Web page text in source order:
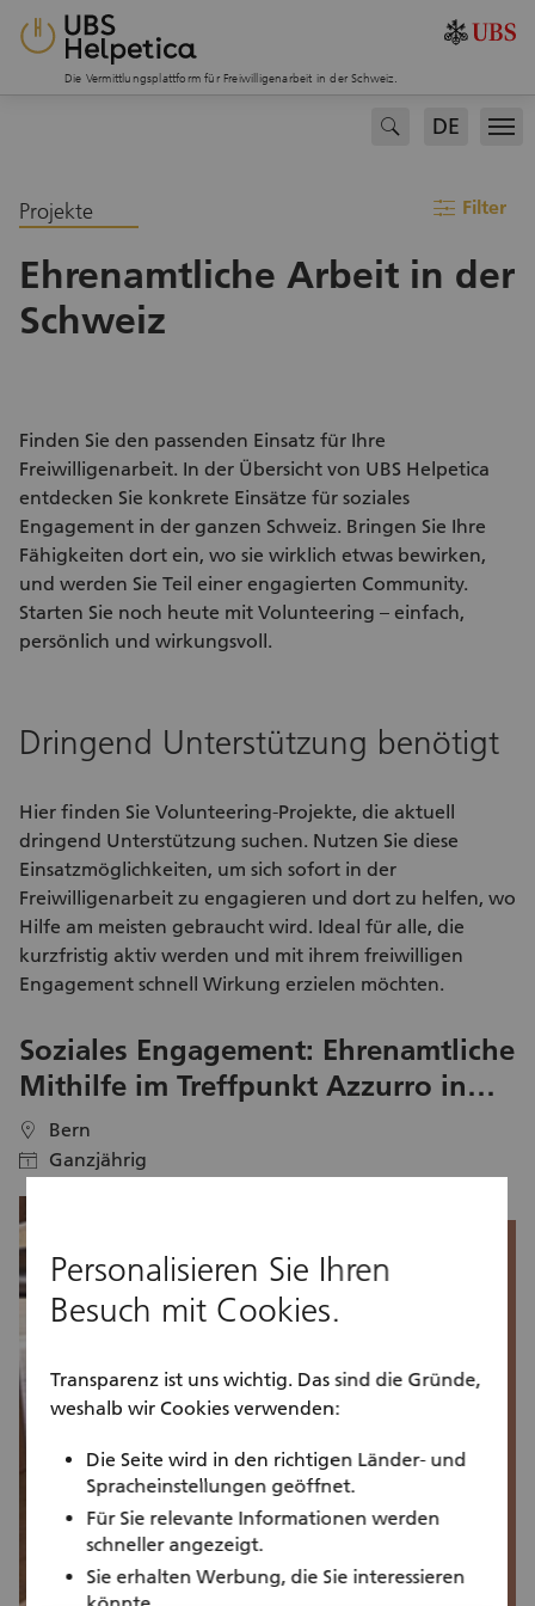
Die Vermittlungsplattform für Freiwilligenarbeit in der Schweiz.
search DE
Projekte filter Filter
Ehrenamtliche Arbeit in der
Schweiz
Finden Sie den passenden Einsatz für Ihre
Freiwilligenarbeit. In der Übersicht von UBS Helpetica
entdecken Sie konkrete Einsätze für soziales
Engagement in der ganzen Schweiz. Bringen Sie Ihre
Fähigkeiten dort ein, wo sie wirklich etwas bewirken,
und werden Sie Teil einer engagierten Community.
Starten Sie noch heute mit Volunteering – einfach,
persönlich und wirkungsvoll.
Dringend Unterstützung benötigt
Hier finden Sie Volunteering-Projekte, die aktuell
dringend Unterstützung suchen. Nutzen Sie diese
Einsatzmöglichkeiten, um sich sofort in der
Freiwilligenarbeit zu engagieren und dort zu helfen, wo
Hilfe am meisten gebraucht wird. Ideal für alle, die
kurzfristig aktiv werden und mit ihrem freiwilligen
Engagement schnell Wirkung erzielen möchten.
Soziales Engagement: Ehrenamtliche
Mithilfe im Treffpunkt Azzurro in
Bern
location Bern
calendar Ganzjährig
Personalisieren Sie Ihren
Besuch mit Cookies.
Transparenz ist uns wichtig. Das sind die Gründe,
weshalb wir Cookies verwenden:
Die Seite wird in den richtigen Länder- und
Spracheinstellungen geöffnet.
Für Sie relevante Informationen werden
schneller angezeigt.
Sie erhalten Werbung, die Sie interessieren